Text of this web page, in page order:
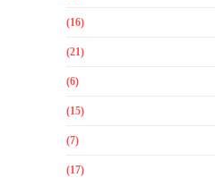
(16)
(21)
(6)
(15)
(7)
(17)